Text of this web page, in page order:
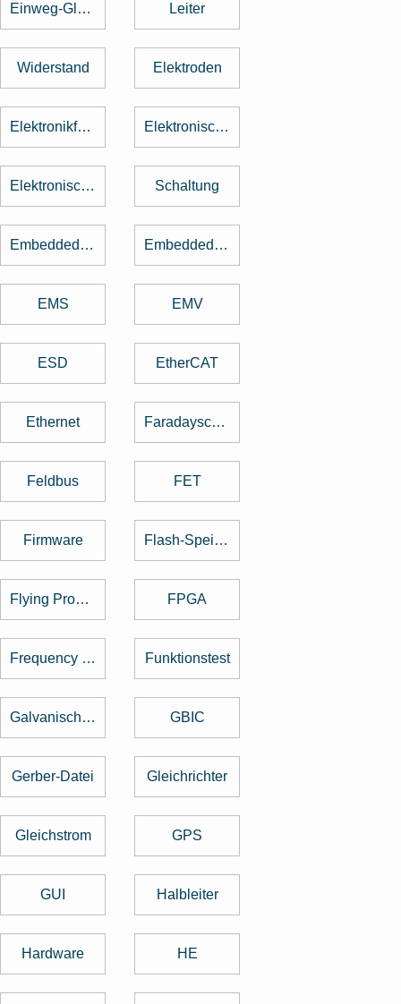
Einweg-Gleichrichter Leiter
Widerstand Elektroden
Elektronikfertigung Elektronische Baugruppe
Elektronische Bauteile Schaltung
Embedded Software Embedded System
EMS EMV
ESD EtherCAT
Ethernet Faradayscher Käfig
Feldbus FET
Firmware Flash-Speicher
Flying Probe Test FPGA
Frequency Hopping Funktionstest
Galvanische Trennung GBIC
Gerber-Datei Gleichrichter
Gleichstrom GPS
GUI Halbleiter
Hardware HE